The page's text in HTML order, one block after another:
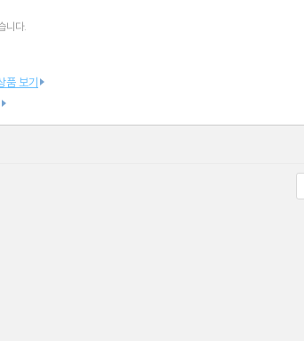
니다.
품 보기